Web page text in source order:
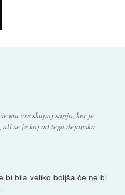
mu vse skupaj sanja, ker je
se je kaj od tega dejansko
bi bila veliko boljša če ne bi